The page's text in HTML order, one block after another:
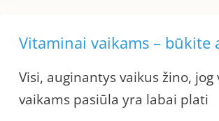
Vitaminai vaikams – būkite
Visi, auginantys vaikus žino,
vaikams pasiūla yra labai plati